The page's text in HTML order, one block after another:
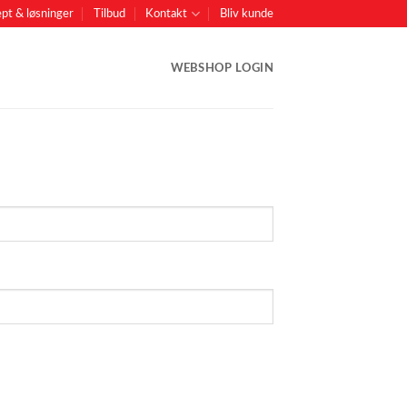
& løsninger Tilbud Kontakt Bliv kunde
WEBSHOP LOGIN